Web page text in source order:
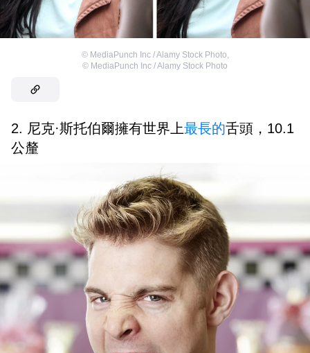
© MediaPunch Inc / Alamy Stock Photo
© MediaPunch Inc / Alamy Stock Photo
2. 尼克·斯托伯爾擁有世界上最長的舌頭，10.1
公釐